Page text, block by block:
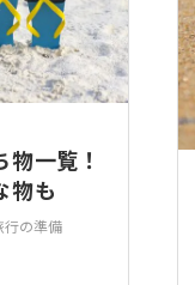
一覧！
物も
行の準備